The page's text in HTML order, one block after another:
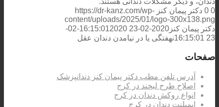
0
0 دکتر پیمان کنز https://dr-kanz.com/wp-
content/uploads/2025/01/logo-300x138.png
دکتر پیمان کنز 2020-02-23 16:15:01
2020-02-
23 16:15:01
نهفتگی یا در نیامدن دندان عقل
صفحات
آدرس تلفن مطب دکتر پیمان کنز دندانپزشک
اصلاح طرح لبخند در کرج
انواع روکش دندان در کرج
ایمپلنت دندان در کرج